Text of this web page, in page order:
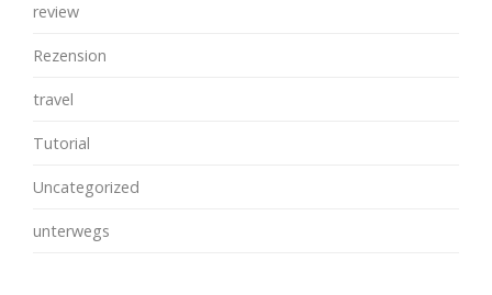
review
Rezension
travel
Tutorial
Uncategorized
unterwegs